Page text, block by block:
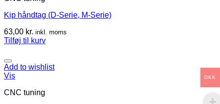
Kip håndtag (D-Serie, M-Serie)
63,00 kr. inkl. moms
Tilføj til kurv
Add to wishlist
Vis
CNC tuning
DKK